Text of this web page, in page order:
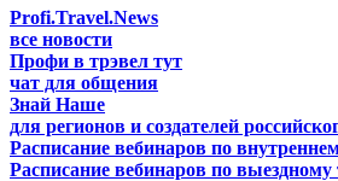
Profi.Travel.News
все новости
Профи в трэвел тут
чат для общения
Знай Наше
для регионов и создателей
Расписание вебинаров по
Расписание вебинаров по выездному